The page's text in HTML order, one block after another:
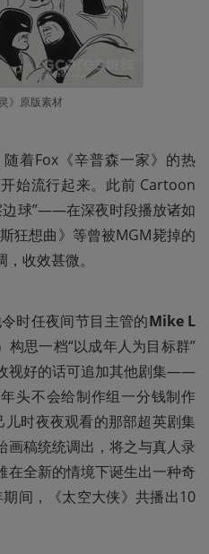
》原版素材
着Fox《辛普森一家》的热
始流行起来。此前 Cartoon
球”——在深夜时段播放诸如
狂想曲》等曾被MGM毙掉的
收效甚微。
时任夜间节目主管的Mike L
构思一档“以成年人为目标群”
视好的话可追加其他剧集——
头不会给制作组一分钱制作
时夜夜观看的那部超英剧集
画稿统统调出，将之与真人录
在全新的情境下诞生出一种奇
间，《太空大侠》共播出10